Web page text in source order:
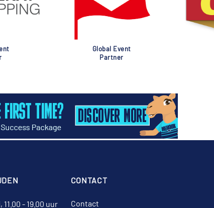
Global Event
Partner
11.00 - 19.00 uur
CONTACT
Contact